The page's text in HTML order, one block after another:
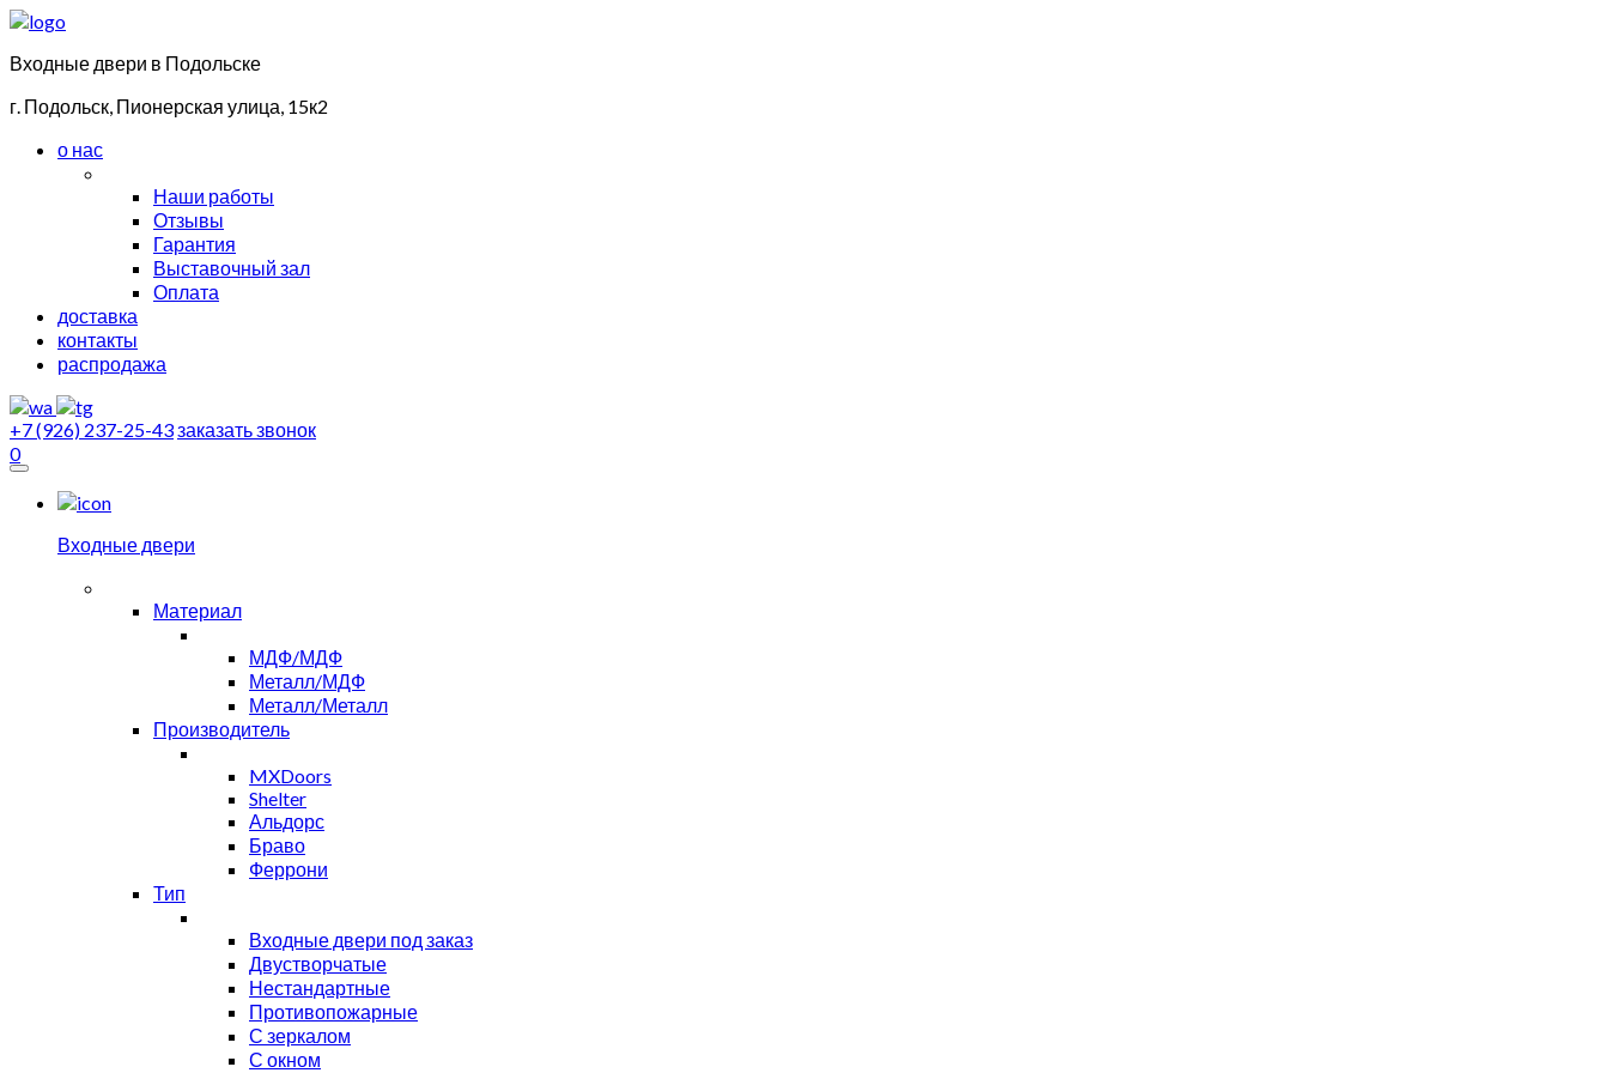
Входные двери в Подольске
г. Подольск, Пионерская улица, 15к2
о нас
Наши работы
Отзывы
Гарантия
Выставочный зал
Оплата
доставка
контакты
распродажа
+7 (926) 237-25-43заказать звонок
0
Входные двери
Материал
МДФ/МДФ
Металл/МДФ
Металл/Металл
Производитель
MXDoors
Shelter
Альдорс
Браво
Феррони
Тип
Входные двери под заказ
Двустворчатые
Нестандартные
Противопожарные
С зеркалом
С окном